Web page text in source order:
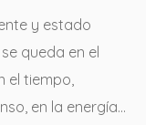
y estado
queda en el
el tiempo,
en la energía...